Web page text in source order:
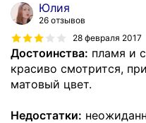
Юлия
26 отзывов
28 февраля 2017
Достоинства: пламя и
красиво смотрится,
матовый цвет.
Недостатки: